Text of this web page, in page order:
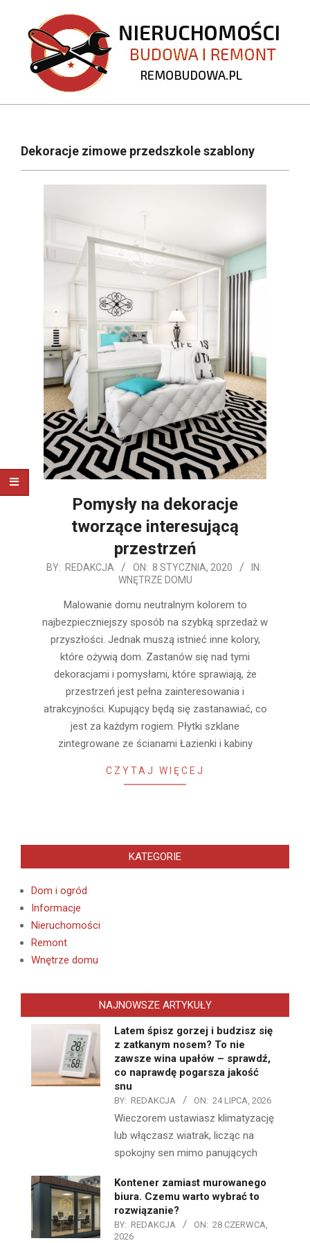
content
REMOBUDOWA.PL
NavigationDekoracje zimowe przedszkole szablony
Pomysły na dekoracje
tworzące interesującą
przestrzeń
2020-
BY: REDAKCJA ON: 8 STYCZNIA, 2020
IN:
WNĘTRZE DOMU
Malowanie domu neutralnym kolorem to
najbezpieczniejszy sposób na szybką sprzedaż w
przyszłości. Jednak muszą istnieć inne kolory,
które ożywią dom. Zastanów się nad tymi
dekoracjami i pomysłami, które sprawiają, że
przestrzeń jest pełna zainteresowania i
atrakcyjności. Kupujący będą się zastanawiać, co
jest za każdym rogiem. Płytki szklane
zintegrowane ze ścianami Łazienki i kabiny
CZYTAJ WIĘCEJ
KATEGORIE
Dom i ogród
Informacje
Nieruchomości
Remont
Wnętrze domu
NAJNOWSZE ARTYKUŁY
Latem śpisz gorzej i budzisz się
z zatkanym nosem? To nie
zawsze wina upałów – sprawdź,
co naprawdę pogarsza jakość
snu
BY: REDAKCJA ON: 24 LIPCA, 2026
Wieczorem ustawiasz klimatyzację
lub włączasz wiatrak, licząc na
spokojny sen mimo panujących
Kontener zamiast murowanego
biura. Czemu warto wybrać to
rozwiązanie?
BY: REDAKCJA ON: 28 CZERWCA,
2026